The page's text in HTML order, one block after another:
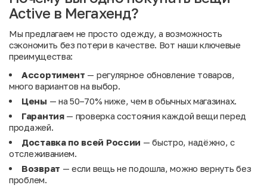
Active в Мегахенд?
Мы предлагаем не просто одежду, а возможность
сэкономить без потери в качестве. Вот наши ключевые
преимущества:
Ассортимент — регулярное обновление товаров,
много вариантов на выбор.
Цены — на 50–70% ниже, чем в обычных магазинах.
Гарантия— проверка состояния каждой вещи перед
продажей.
Доставка по всей России — быстро, надёжно, с
отслеживанием.
Возврат — если вещь не подошла, можно вернуть без
проблем.